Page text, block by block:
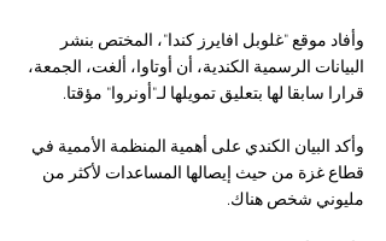
وأفاد موقع "غلوبل افايرز كندا"، المختص بنشر
البيانات الرسمية الكندية، أن أوتاوا، ألغت، الجمعة،
قرارا سابقا لها بتعليق تمويلها لـ"أونروا" مؤقتا.
وأكد البيان الكندي على أهمية المنظمة الأممية في
قطاع غزة من حيث إيصالها المساعدات لأكثر من
مليوني شخص هناك.